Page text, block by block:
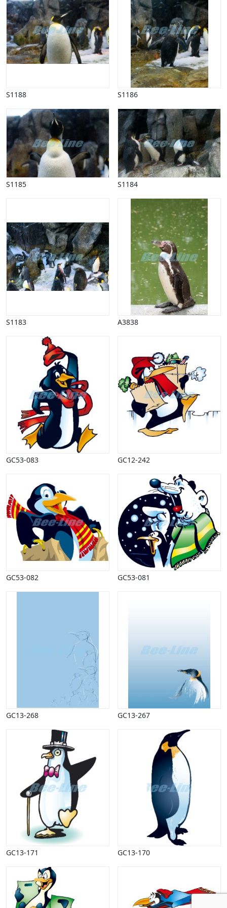
Påske
Penge, finans
Piktogrammer
Pinse
Politik, arbejdsmarked
Skibe, både, søfart
Spil
Sport
Spots
Stjernetegn, astrologi
Sundhed, sygdom
Trafik, færdsel
Vinter
S1188 S1186
S1185 S1184
S1183 A3838
GC53-083 GC12-242
GC53-082 GC53-081
GC13-268 GC13-267
GC13-171 GC13-170